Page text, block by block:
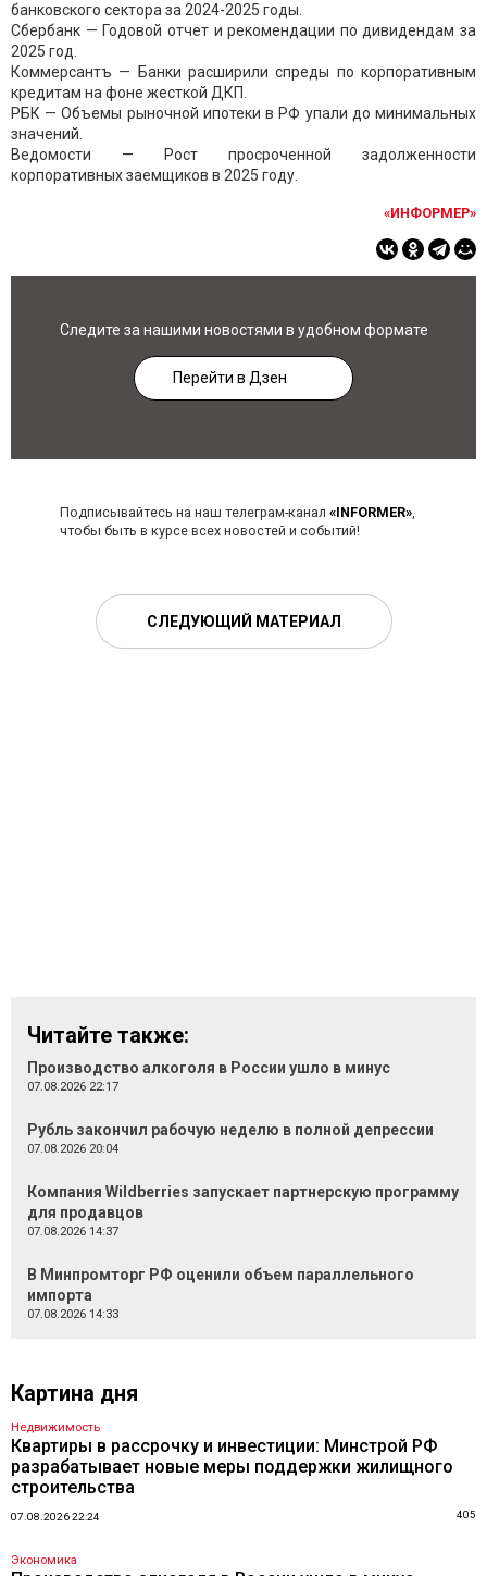
банковского сектора за 2024-2025 годы.
Сбербанк — Годовой отчет и рекомендации по дивидендам за
2025 год.
Коммерсантъ — Банки расширили спреды по корпоративным
кредитам на фоне жесткой ДКП.
РБК — Объемы рыночной ипотеки в РФ упали до минимальных
значений.
Ведомости — Рост просроченной задолженности
корпоративных заемщиков в 2025 году.
«ИНФОРМЕР»
Следите за нашими новостями в удобном формате
Перейти в Дзен
Подписывайтесь на наш телеграм-канал «INFORMER»,
чтобы быть в курсе всех новостей и событий!
СЛЕДУЮЩИЙ МАТЕРИАЛ
Читайте также:
Производство алкоголя в России ушло в минус
07.08.2026 22:17
Рубль закончил рабочую неделю в полной депрессии
07.08.2026 20:04
Компания Wildberries запускает партнерскую программу
для продавцов
07.08.2026 14:37
В Минпромторг РФ оценили объем параллельного
импорта
07.08.2026 14:33
Картина дня
Недвижимость
Квартиры в рассрочку и инвестиции: Минстрой РФ
разрабатывает новые меры поддержки жилищного
строительства
07.08.2026 22:24 405
Экономика